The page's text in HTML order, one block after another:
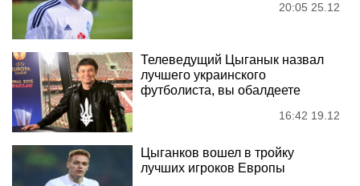
20:05 25.12
Телеведущий Цыганык назвал
лучшего украинского
футболиста, вы обалдеете
16:42 19.12
Цыганков вошел в тройку
лучших игроков Европы